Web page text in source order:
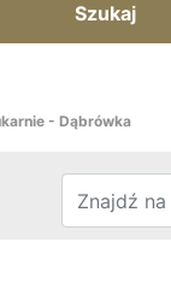
Szukaj
- Dąbrówka